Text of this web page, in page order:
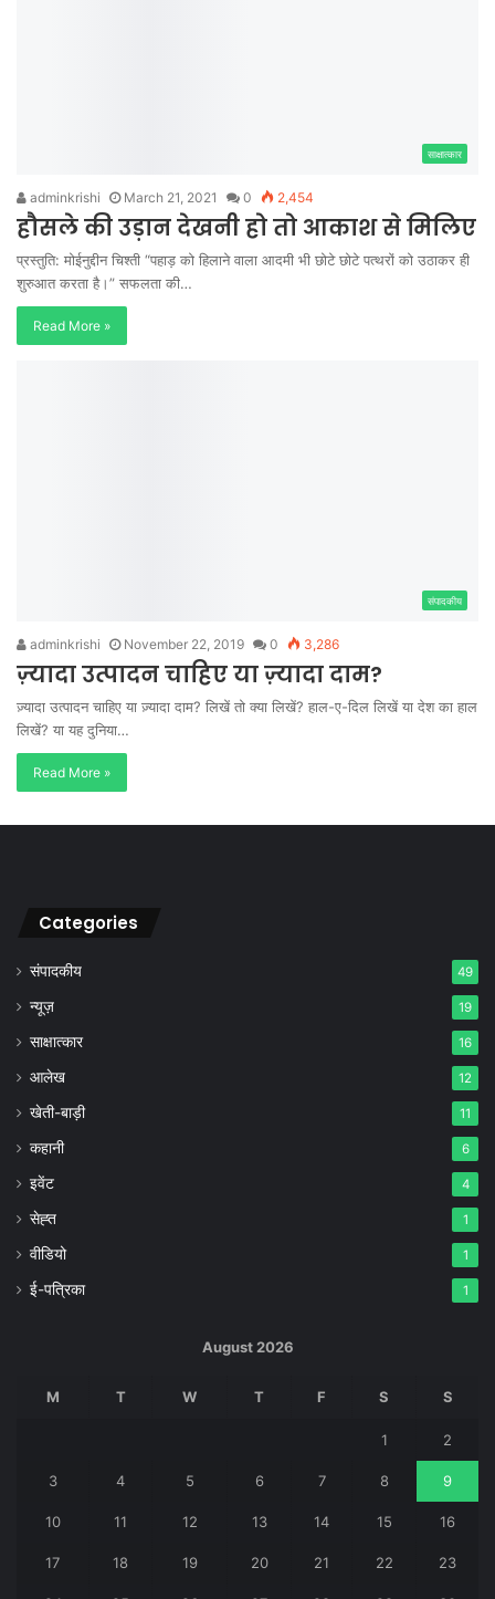
साक्षात्कार
adminkrishi March 21, 2021 0 2,454
हौसले की उड़ान देखनी हो तो आकाश से मिलिए
प्रस्तुति: मोईनुद्दीन चिश्ती “पहाड़ को हिलाने वाला आदमी भी छोटे छोटे पत्थरों को उठाकर ही
शुरुआत करता है।” सफलता की…
Read More »
संपादकीय
adminkrishi November 22, 2019 0 3,286
ज़्यादा उत्पादन चाहिए या ज़्यादा दाम?
ज़्यादा उत्पादन चाहिए या ज़्यादा दाम? लिखें तो क्या लिखें? हाल-ए-दिल लिखें या देश का हाल
लिखें? या यह दुनिया…
Read More »
Categories
संपादकीय 49
न्यूज़ 19
साक्षात्कार 16
आलेख 12
खेती-बाड़ी 11
कहानी 6
इवेंट 4
सेह्त 1
वीडियो 1
ई-पत्रिका 1
August 2026
M T W T F S S
1 2
3 4 5 6 7 8 9
10 11 12 13 14 15 16
17 18 19 20 21 22 23